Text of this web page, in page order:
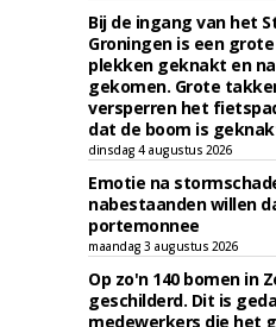
Bij de ingang van het
Groningen is een
plekken geknakt en
gekomen. Grote
versperren het
dat de boom is
dinsdag 4 augustus 2026
Emotie na
nabestaanden willen
portemonnee
maandag 3 augustus 2026
Op zo'n 140 bomen in
geschilderd. Dit is
medewerkers die het